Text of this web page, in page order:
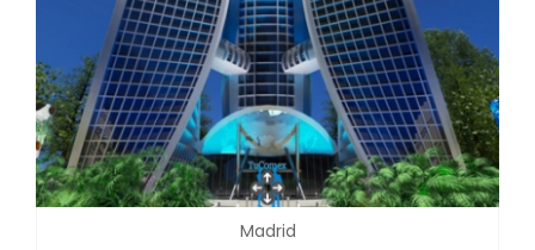
Madrid